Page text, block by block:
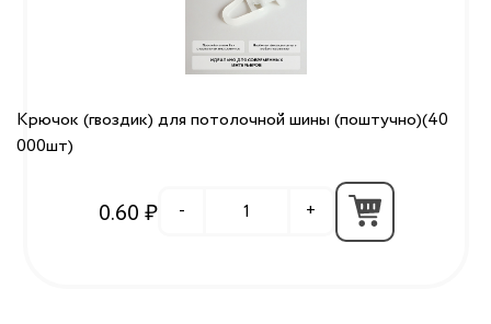
Крючок (гвоздик) для потолочной шины (поштучно)(40
000шт)
0.60 ₽ - +